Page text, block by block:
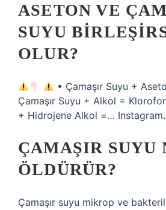
ASETON VE
SUYU
OLUR?
• Çamaşır Suyu +
Çamaşır Suyu + Alkol =
+ Hidrojene Alkol =… Instagram.
ÇAMAŞIR SUYU
ÖLDÜRÜR?
Çamaşır suyu mikrop ve